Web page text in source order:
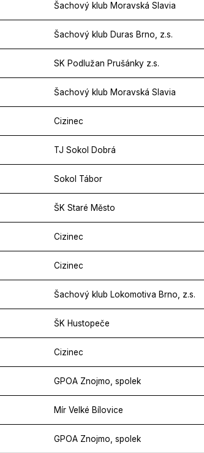
Šachový klub Moravská Slavia
Šachový klub Duras Brno, z.s.
SK Podlužan Prušánky z.s.
Šachový klub Moravská Slavia
Cizinec
TJ Sokol Dobrá
Sokol Tábor
ŠK Staré Město
Cizinec
Cizinec
Šachový klub Lokomotiva Brno, z.s.
ŠK Hustopeče
Cizinec
GPOA Znojmo, spolek
Mír Velké Bílovice
GPOA Znojmo, spolek